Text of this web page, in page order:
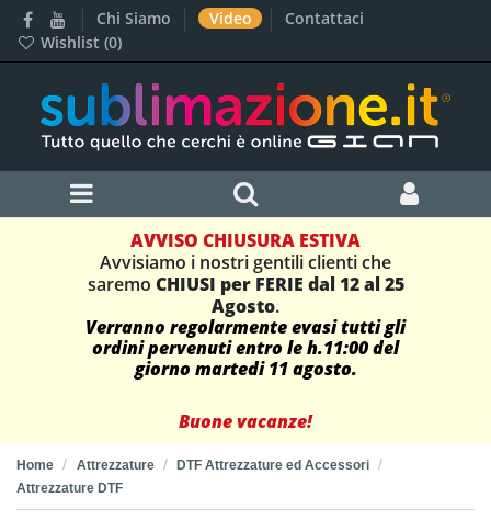
Chi Siamo Video
Contattaci
Wishlist (0)
AVVISO CHIUSURA ESTIVA
Avvisiamo i nostri gentili clienti che
saremo CHIUSI per FERIE dal 12 al 25
Agosto.
Verranno regolarmente evasi tutti gli
ordini pervenuti entro le h.11:00 del
giorno martedi 11 agosto.
Buone vacanze!
Home Attrezzature
DTF Attrezzature ed Accessori
Attrezzature DTF